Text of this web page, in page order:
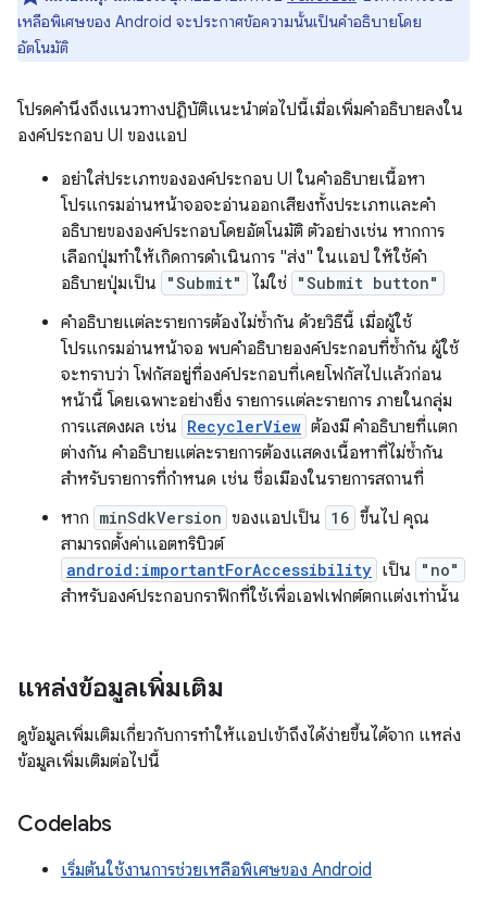
เหลือพิเศษของ Android จะประกาศข้อความนั้นเป็นคำอธิบายโดย
อัตโนมัติ
โปรดคำนึงถึงแนวทางปฏิบัติแนะนำต่อไปนี้เมื่อเพิ่มคำอธิบายลงใน
องค์ประกอบ UI ของแอป
อย่าใส่ประเภทขององค์ประกอบ UI ในคำอธิบายเนื้อหา
โปรแกรมอ่านหน้าจอจะอ่านออกเสียงทั้งประเภทและคำ
อธิบายขององค์ประกอบโดยอัตโนมัติ ตัวอย่างเช่น หากการ
เลือกปุ่มทำให้เกิดการดำเนินการ "ส่ง" ในแอป ให้ใช้คำ
อธิบายปุ่มเป็น
"Submit" ไม่ใช่ "Submit button"
คำอธิบายแต่ละรายการต้องไม่ซ้ำกัน ด้วยวิธีนี้ เมื่อผู้ใช้
โปรแกรมอ่านหน้าจอ พบคำอธิบายองค์ประกอบที่ซ้ำกัน ผู้ใช้
จะทราบว่า โฟกัสอยู่ที่องค์ประกอบที่เคยโฟกัสไปแล้วก่อน
หน้านี้ โดยเฉพาะอย่างยิ่ง รายการแต่ละรายการ ภายในกลุ่ม
การแสดงผล เช่น RecyclerView ต้องมี คำอธิบายที่แตก
ต่างกัน คำอธิบายแต่ละรายการต้องแสดงเนื้อหาที่ไม่ซ้ำกัน
สำหรับรายการที่กำหนด เช่น ชื่อเมืองในรายการสถานที่
หาก minSdkVersion ของแอปเป็น 16 ขึ้นไป คุณ
สามารถตั้งค่าแอตทริบิวต์
android:importantForAccessibility เป็น "no"
สำหรับองค์ประกอบกราฟิกที่ใช้เพื่อเอฟเฟกต์ตกแต่งเท่านั้น
แหล่งข้อมูลเพิ่มเติม
ดูข้อมูลเพิ่มเติมเกี่ยวกับการทำให้แอปเข้าถึงได้ง่ายขึ้นได้จาก แหล่ง
ข้อมูลเพิ่มเติมต่อไปนี้
Codelabs
เริ่มต้นใช้งานการช่วยเหลือพิเศษของ Android